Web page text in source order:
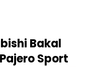
Bakal
Sport